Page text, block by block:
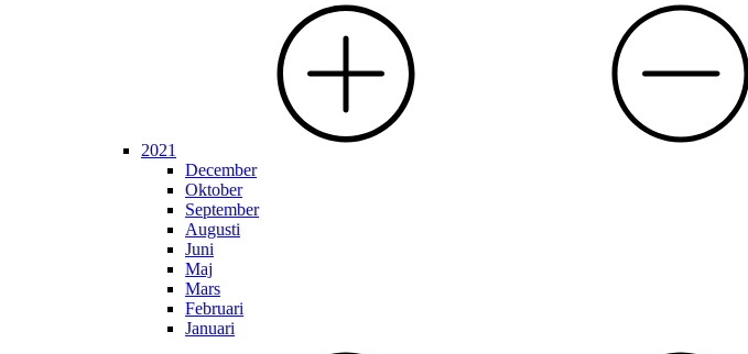
2021
December
Oktober
September
Augusti
Juni
Maj
Mars
Februari
Januari